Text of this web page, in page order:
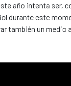
año intenta ser,
durante este
también un medio